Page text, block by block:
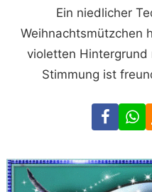
Ein niedlicher
Weihnachtsmützchen
violetten Hintergrund
Stimmung ist